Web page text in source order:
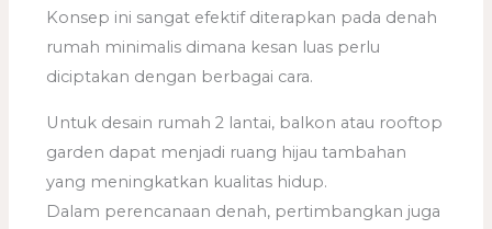
Konsep ini sangat efektif diterapkan pada denah
rumah minimalis dimana kesan luas perlu
diciptakan dengan berbagai cara.
Untuk desain rumah 2 lantai, balkon atau rooftop
garden dapat menjadi ruang hijau tambahan
yang meningkatkan kualitas hidup.
Dalam perencanaan denah, pertimbangkan juga